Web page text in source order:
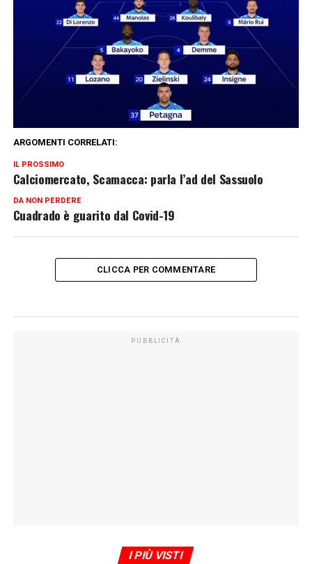
ARGOMENTI CORRELATI:
IL PROSSIMO
Calciomercato, Scamacca: parla l’ad del Sassuolo
DA NON PERDERE
Cuadrado è guarito dal Covid-19
CLICCA PER COMMENTARE
PUBBLICITÀ
I PIÙ VISTI